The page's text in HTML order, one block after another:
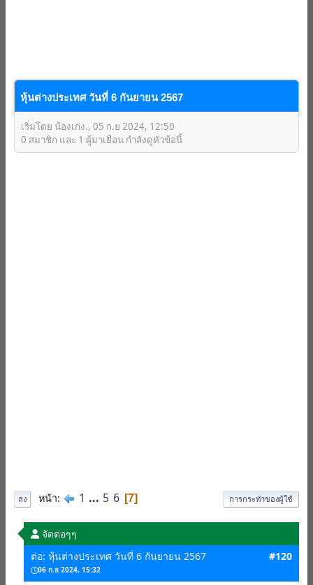
หุ้นต่างประเทศ วันที่ 6 กันยายน 2567
เริ่มโดย น้องเก่ง., 05 ก.ย 2024, 12:50
0 สมาชิก และ 1 ผู้มาเยือน กำลังดูหัวข้อนี้
ลง หน้า 1 ... 5 6 7 การกระทำของผู้ใช้
จัดต่อๆๆ
ต่อ: หุ้นต่างประเทศ วันที่ 6 กันยายน 2567
06 ก.ย 2024, 15:32
#120